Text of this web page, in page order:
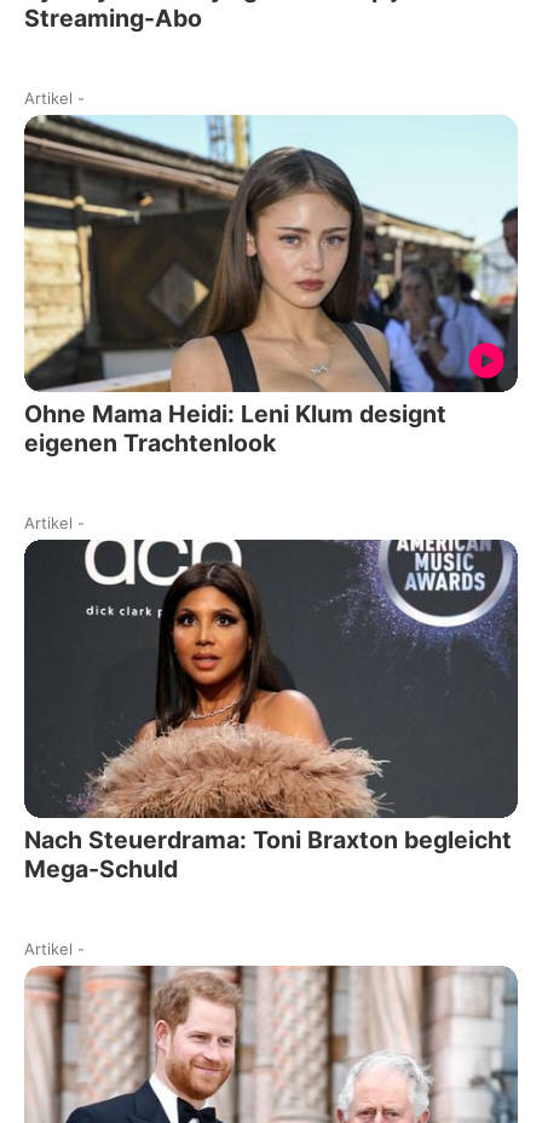
Streaming-Abo
Artikel -
Ohne Mama Heidi: Leni Klum designt
eigenen Trachtenlook
Artikel -
Nach Steuerdrama: Toni Braxton begleicht
Mega-Schuld
Artikel -